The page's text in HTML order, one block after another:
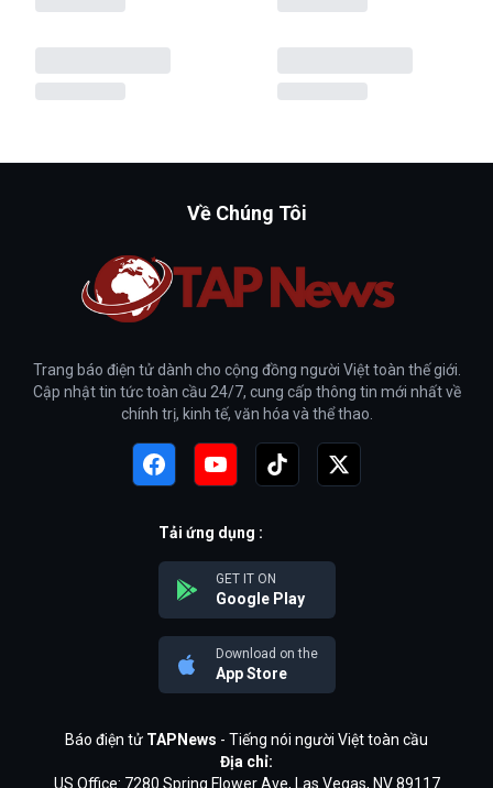
Về Chúng Tôi
Trang báo điện tử dành cho cộng đồng người Việt toàn thế giới.
Cập nhật tin tức toàn cầu 24/7, cung cấp thông tin mới nhất về
chính trị, kinh tế, văn hóa và thể thao.
Tải ứng dụng :
GET IT ON
Google Play
Download on the
App Store
Báo điện tử TAPNews - Tiếng nói người Việt toàn cầu
Địa chỉ:
US Office: 7280 Spring Flower Ave, Las Vegas, NV 89117